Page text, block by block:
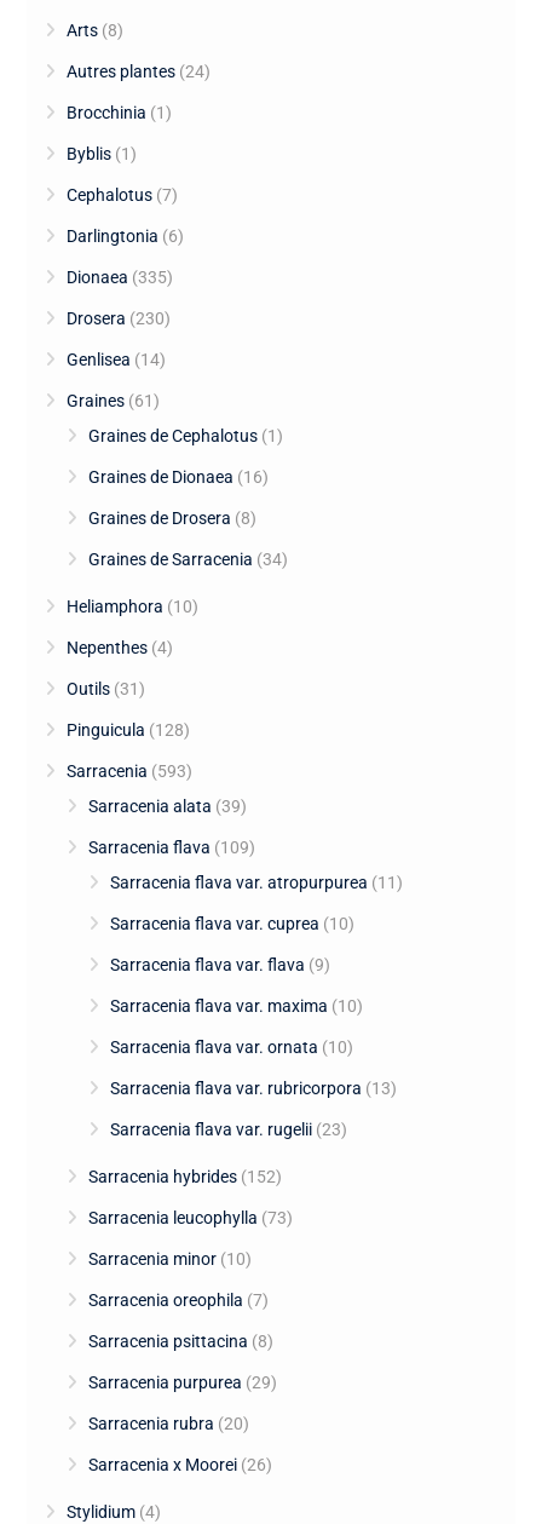
Arts (8)
Autres plantes (24)
Brocchinia (1)
Byblis (1)
Cephalotus (7)
Darlingtonia (6)
Dionaea (335)
Drosera (230)
Genlisea (14)
Graines (61)
Graines de Cephalotus (1)
Graines de Dionaea (16)
Graines de Drosera (8)
Graines de Sarracenia (34)
Heliamphora (10)
Nepenthes (4)
Outils (31)
Pinguicula (128)
Sarracenia (593)
Sarracenia alata (39)
Sarracenia flava (109)
Sarracenia flava var. atropurpurea (11)
Sarracenia flava var. cuprea (10)
Sarracenia flava var. flava (9)
Sarracenia flava var. maxima (10)
Sarracenia flava var. ornata (10)
Sarracenia flava var. rubricorpora (13)
Sarracenia flava var. rugelii (23)
Sarracenia hybrides (152)
Sarracenia leucophylla (73)
Sarracenia minor (10)
Sarracenia oreophila (7)
Sarracenia psittacina (8)
Sarracenia purpurea (29)
Sarracenia rubra (20)
Sarracenia x Moorei (26)
Stylidium (4)